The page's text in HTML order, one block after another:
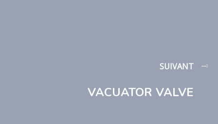
SUIVANT
VACUATOR VALVE